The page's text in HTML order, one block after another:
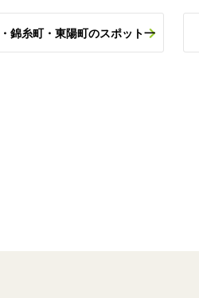
錦糸町・東陽町のスポット一